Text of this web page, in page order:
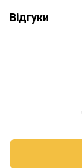
Відгуки